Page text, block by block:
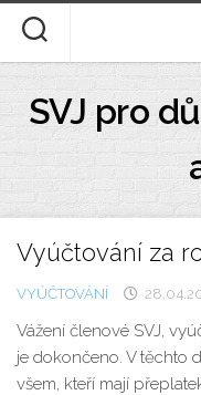
content
DESATERO
O NÁS
SVJ pro
Vyúčtování za
VYÚČTOVÁNÍ
Vážení členové SVJ,
je dokončeno. V těchto
všem, kteří mají